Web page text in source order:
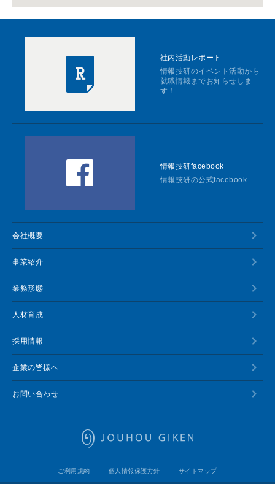
社内活動レポート
情報技研のイベント活動から
就職情報までお知らせしま
す！
情報技研facebook
情報技研の公式facebook
会社概要
事業紹介
業務形態
人材育成
採用情報
企業の皆様へ
お問い合わせ
ご利用規約 個人情報保護方針 サイトマップ